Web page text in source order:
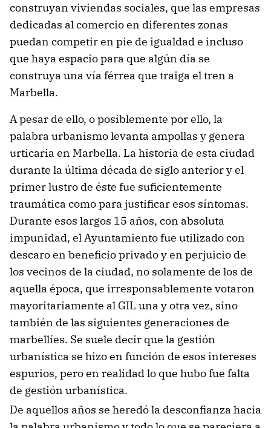
construyan viviendas sociales, que las empresas
dedicadas al comercio en diferentes zonas
puedan competir en pie de igualdad e incluso
que haya espacio para que algún día se
construya una vía férrea que traiga el tren a
Marbella.
A pesar de ello, o posiblemente por ello, la
palabra urbanismo levanta ampollas y genera
urticaria en Marbella. La historia de esta ciudad
durante la última década de siglo anterior y el
primer lustro de éste fue suficientemente
traumática como para justificar esos síntomas.
Durante esos largos 15 años, con absoluta
impunidad, el Ayuntamiento fue utilizado con
descaro en beneficio privado y en perjuicio de
los vecinos de la ciudad, no solamente de los de
aquella época, que irresponsablemente votaron
mayoritariamente al GIL una y otra vez, sino
también de las siguientes generaciones de
marbellíes. Se suele decir que la gestión
urbanística se hizo en función de esos intereses
espurios, pero en realidad lo que hubo fue falta
de gestión urbanística.
De aquellos años se heredó la desconfianza hacia